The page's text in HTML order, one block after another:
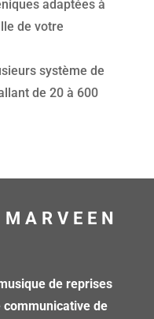
adaptées à
de votre
système de
de 20 à 600
de reprises
communicative de